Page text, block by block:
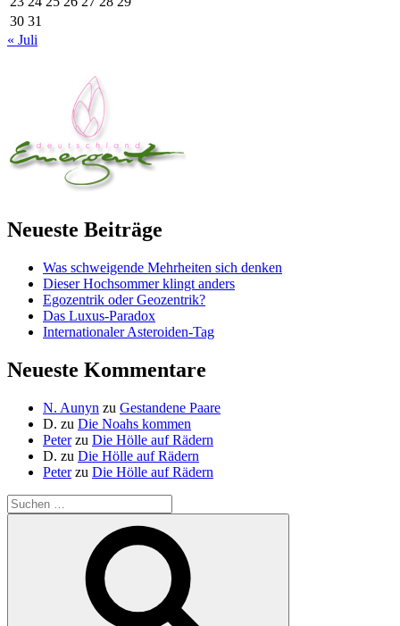
30 31
« Juli
Neueste Beiträge
Was schweigende Mehrheiten sich denken
Dieser Hochsommer klingt anders
Egozentrik oder Geozentrik?
Das Luxus-Paradox
Internationaler Asteroiden-Tag
Neueste Kommentare
N. Aunyn zu Gestandene Paare
D. zu Die Noahs kommen
Peterzu Die Hölle auf Rädern
D. zu Die Hölle auf Rädern
Peterzu Die Hölle auf Rädern
Suche
nach: